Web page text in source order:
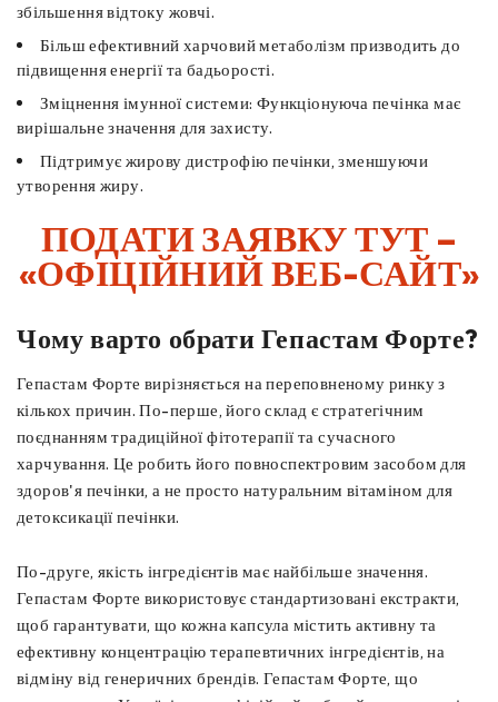
збільшення відтоку жовчі.
Більш ефективний харчовий метаболізм призводить до
підвищення енергії та бадьорості.
Зміцнення імунної системи: Функціонуюча печінка має
вирішальне значення для захисту.
Підтримує жирову дистрофію печінки, зменшуючи
утворення жиру.
ПОДАТИ ЗАЯВКУ ТУТ –
«ОФІЦІЙНИЙ ВЕБ-САЙТ»
Чому варто обрати Гепастам Форте?
Гепастам Форте вирізняється на переповненому ринку з
кількох причин. По-перше, його склад є стратегічним
поєднанням традиційної фітотерапії та сучасного
харчування. Це робить його повноспектровим засобом для
здоров'я печінки, а не просто натуральним вітаміном для
детоксикації печінки.
По-друге, якість інгредієнтів має найбільше значення.
Гепастам Форте використовує стандартизовані екстракти,
щоб гарантувати, що кожна капсула містить активну та
ефективну концентрацію терапевтичних інгредієнтів, на
відміну від генеричних брендів. Гепастам Форте, що